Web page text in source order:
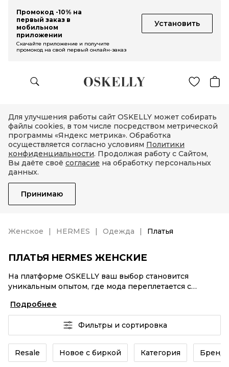
Промокод -10% на
первый заказ в
мобильном
приложении
Установить
Скачайте приложение и получите
промокод на свой первый онлайн-заказ
Для улучшения работы сайт OSKELLY может собирать
файлы cookies, в том числе посредством метрической
программы «Яндекс метрика». Обработка
осуществляется согласно условиям Политики
конфиденциальности. Продолжая работу с Сайтом,
Вы даёте своё согласие на обработку персональных
данных.
Принимаю
Женское HERMES Одежда Платья
ПЛАТЬЯ HERMES ЖЕНСКИЕ
На платформе OSKELLY ваш выбор становится
уникальным опытом, где мода переплетается с
аутентификация каждого заказа – Платья HERMES
женские от селлеров OSKELLY с быстрой доставкой
по России. Ваш стиль не ждет, и мы тоже! Винтажные
изделия или Платья HERMES женские из новых
коллекций – заказывайте на сайте или в приложении
OSKELLY с целой экосистемой инструментов.
Подробнее
Фильтры и сортировка
Resale Новое с биркой Категория Бренд